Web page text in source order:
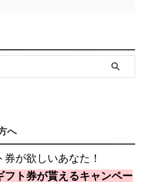
へ
が欲しいあなた！
フト券が貰えるキャンペー